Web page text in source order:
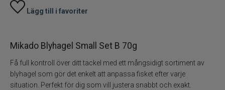
Flugbindning
Kläder
Lägg till i favoriter
Mikado Blyhagel Small Set B 70g
Få full kontroll över ditt tackel med ett mångsidigt sortiment av
blyhagel som gör det enkelt att anpassa fisket efter varje
situation. Perfekt för dig som vill justera snabbt och exakt.